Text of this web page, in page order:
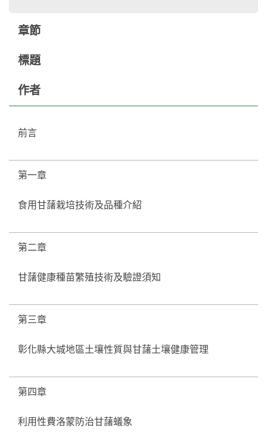
章節
標題
作者
前言
第一章
食用甘藷栽培技術及品種介紹
第二章
甘藷健康種苗繁殖技術及驗證須知
第三章
彰化縣大城地區土壤性質與甘藷土壤健康管理
第四章
利用性費洛蒙防治甘藷蟻象